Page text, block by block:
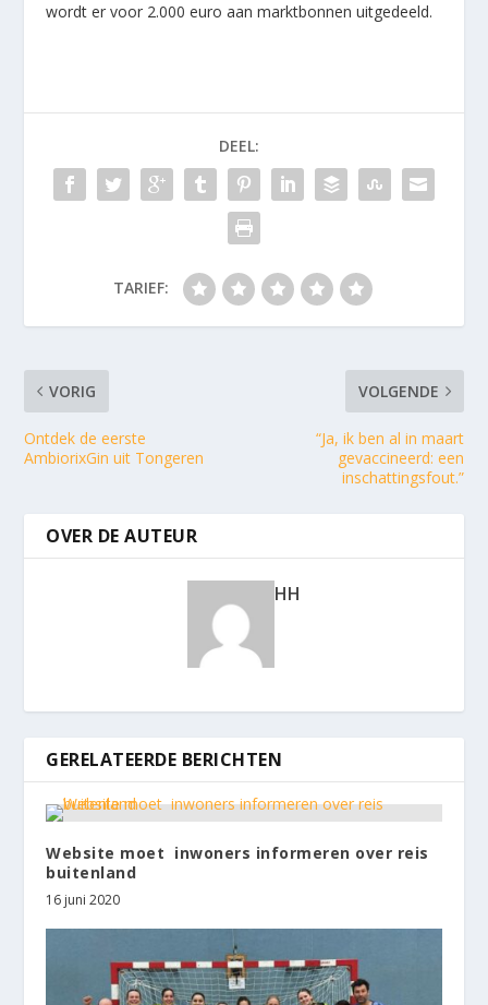
wordt er voor 2.000 euro aan marktbonnen uitgedeeld.
DEEL:
TARIEF:
VORIG
Ontdek de eerste
AmbiorixGin uit Tongeren
VOLGENDE
“Ja, ik ben al in maart
gevaccineerd: een
inschattingsfout.”
OVER DE AUTEUR
HH
GERELATEERDE BERICHTEN
Website moet inwoners informeren over reis
buitenland
16 juni 2020